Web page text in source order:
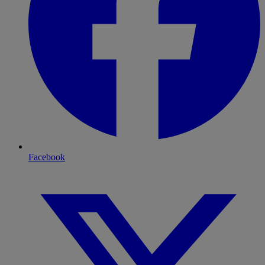
Facebook